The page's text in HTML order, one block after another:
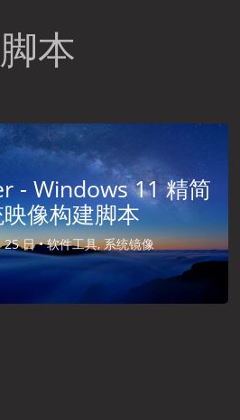
脚本
- Windows 11 精简
像构建脚本
25 日 •软件工具, 系统镜像